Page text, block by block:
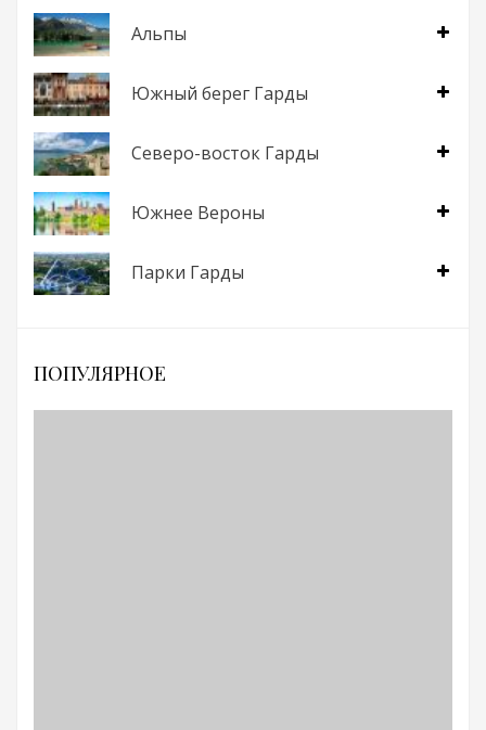
Альпы
Южный берег Гарды
Северо-восток Гарды
Южнее Вероны
Парки Гарды
ПОПУЛЯРНОЕ